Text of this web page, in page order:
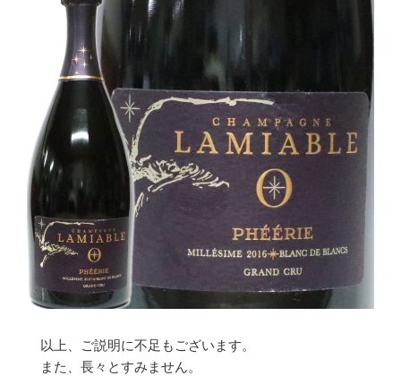
以上、ご説明に不足もございます。
また、長々とすみません。